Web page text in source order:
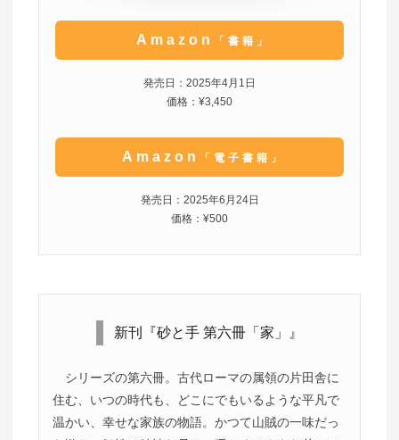
Amazon 「書籍」
発売日：2025年4月1日
価格：¥3,450
Amazon 「電子書籍」
発売日：2025年6月24日
価格：¥500
新刊『砂と手 第六冊「家」』
シリーズの第六冊。古代ローマの属領の片田舎に
住む、いつの時代も、どこにでもいるような平凡で
温かい、幸せな家族の物語。かつて山賊の一味だっ